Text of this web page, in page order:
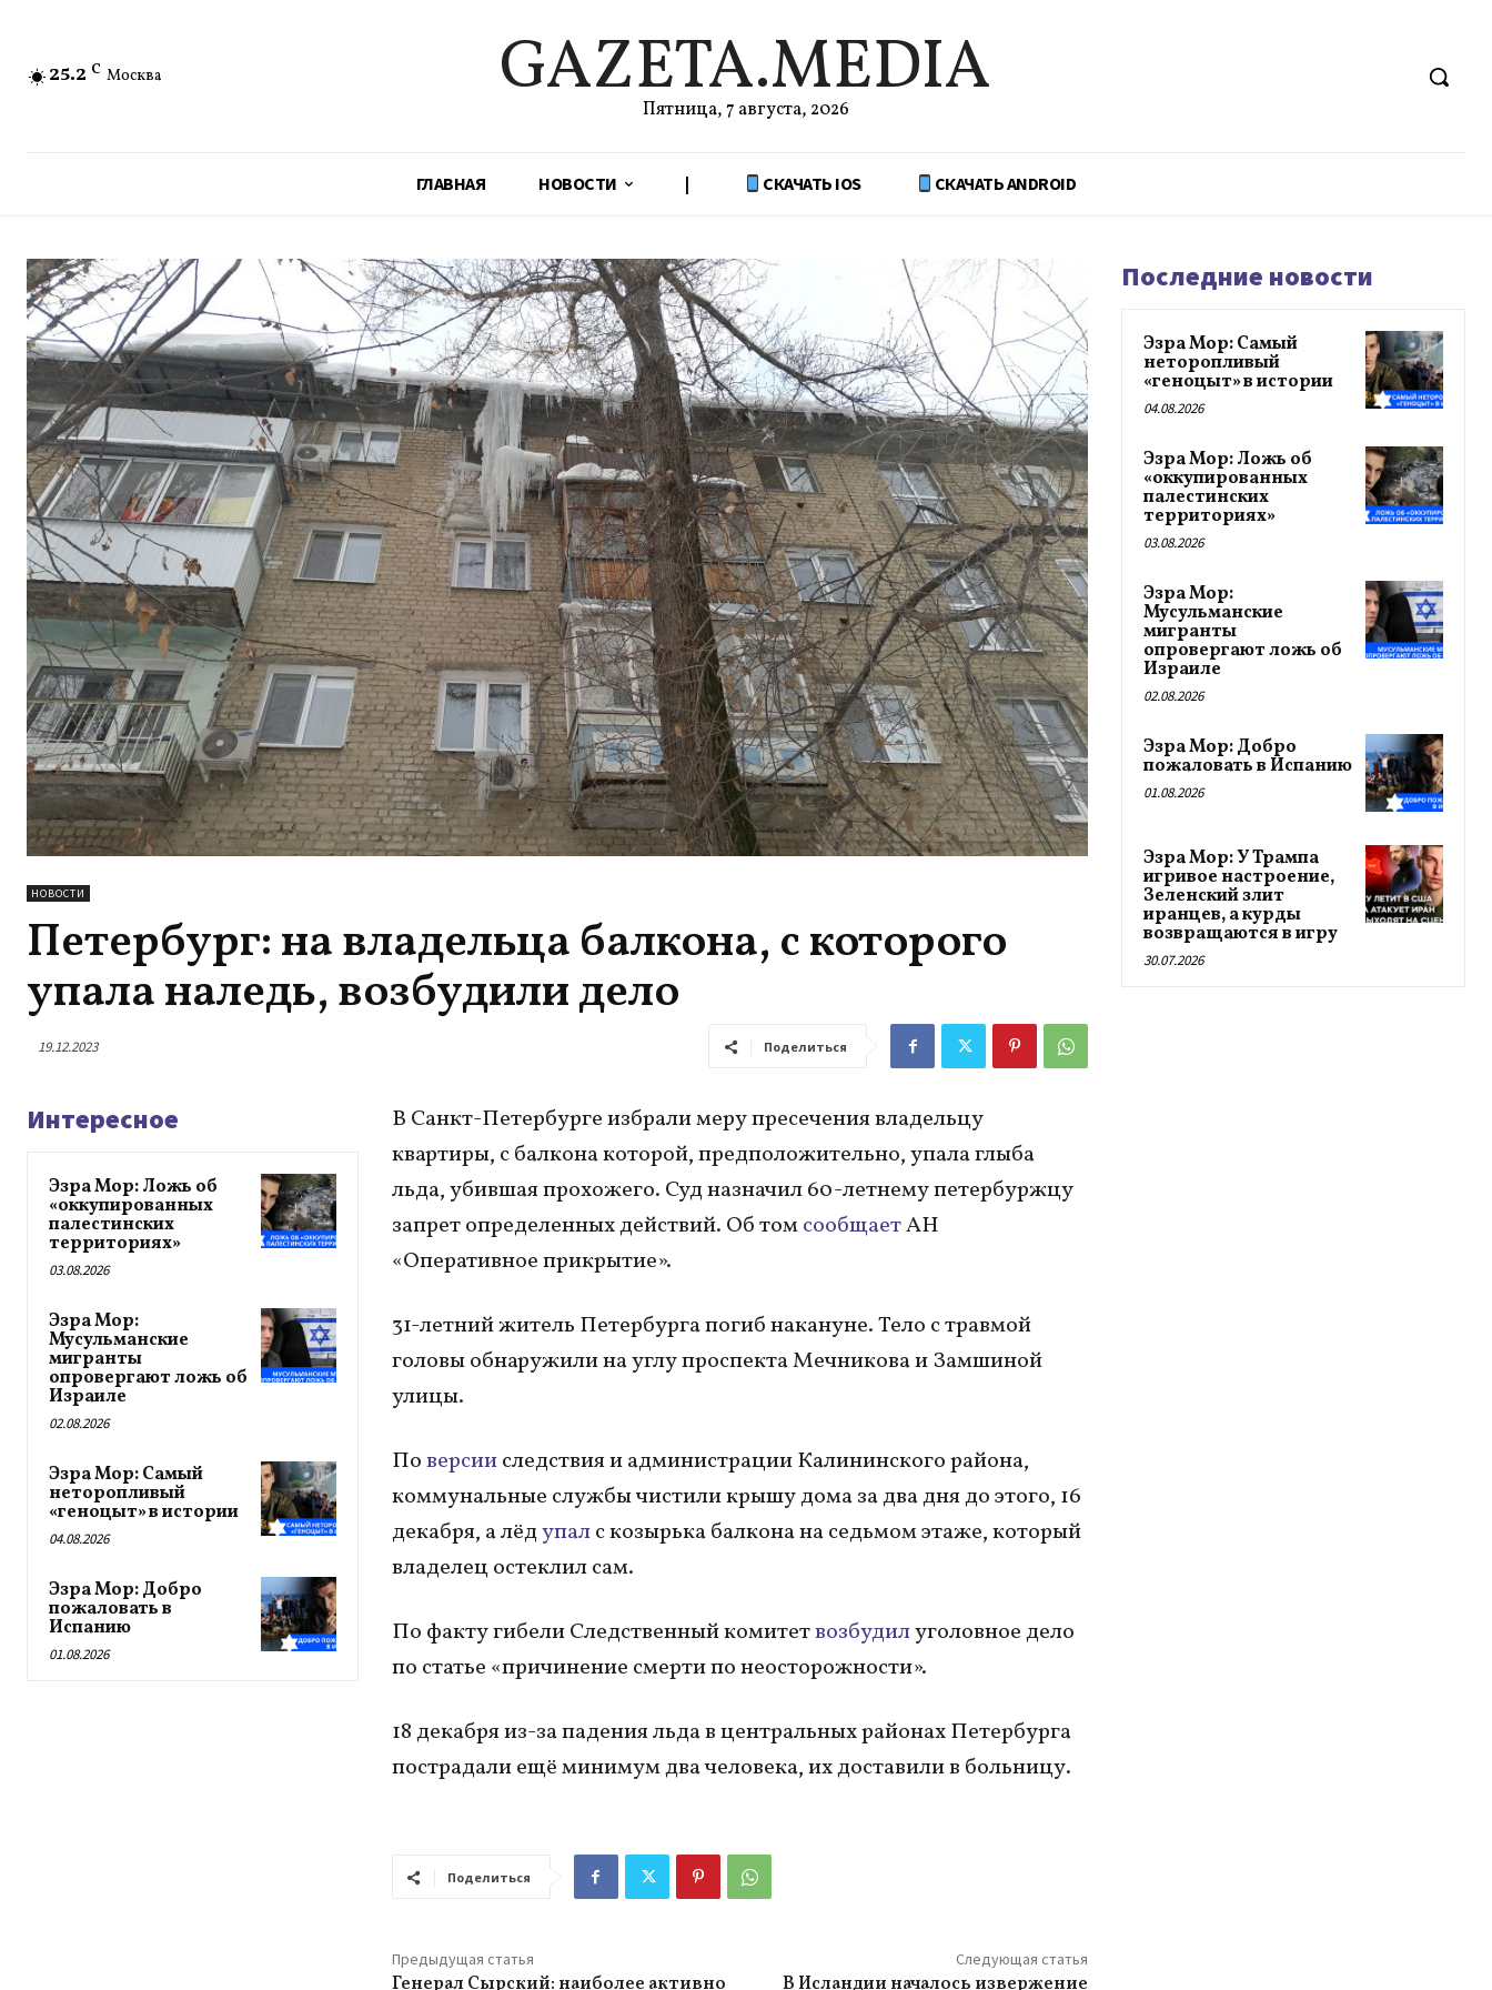
25.2 C Москва GAZETA.MEDIA
Пятница, 7 августа, 2026
ГЛАВНАЯ НОВОСТИ | СКАЧАТЬ IOS СКАЧАТЬ ANDROID
НОВОСТИ
Петербург: на владельца балкона, с которого
упала наледь, возбудили дело
19.12.2023 Поделиться
Интересное
Эзра Мор: Ложь об
«оккупированных
палестинских
территориях»
03.08.2026
Эзра Мор:
Мусульманские
мигранты
опровергают ложь об
Израиле
02.08.2026
Эзра Мор: Самый
неторопливый
«геноцыт» в истории
04.08.2026
Эзра Мор: Добро
пожаловать в
Испанию
01.08.2026
В Санкт-Петербурге избрали меру пресечения владельцу
квартиры, с балкона которой, предположительно, упала глыба
льда, убившая прохожего. Суд назначил 60-летнему петербуржцу
запрет определенных действий. Об томсообщаетАН
«Оперативное прикрытие».
31-летний житель Петербурга погиб накануне. Тело с травмой
головы обнаружили на углу проспекта Мечникова и Замшиной
улицы.
Поверсииследствия и администрации Калининского района,
коммунальные службы чистили крышу дома за два дня до этого, 16
декабря, а лёдупалс козырька балкона на седьмом этаже, который
владелец остеклил сам.
По факту гибели Следственный комитетвозбудилуголовное дело
по статье «причинение смерти по неосторожности».
18 декабря из-за падения льда в центральных районах Петербурга
пострадали ещё минимум два человека, их доставили в больницу.
Поделиться
Предыдущая статья
Генерал Сырский: наиболее активно
Следующая статья
В Исландии началось извержение
Последние новости
Эзра Мор: Самый
неторопливый
«геноцыт» в истории
04.08.2026
Эзра Мор: Ложь об
«оккупированных
палестинских
территориях»
03.08.2026
Эзра Мор:
Мусульманские
мигранты
опровергают ложь об
Израиле
02.08.2026
Эзра Мор: Добро
пожаловать в Испанию
01.08.2026
Эзра Мор: У Трампа
игривое настроение,
Зеленский злит
иранцев, а курды
возвращаются в игру
30.07.2026